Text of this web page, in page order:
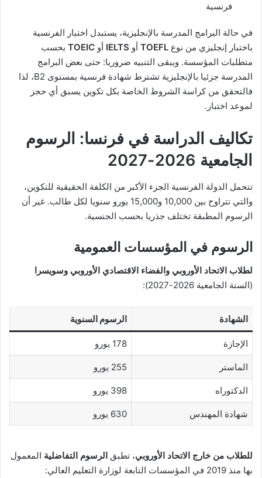
فرنسية
في حالة البرامج المدرسة بالإنجليزية، يستبدل اختبار الفرنسية
باختبار إنجليزي من نوع TOEFL أو IELTS أو TOEIC بحسب
متطلبات المؤسسة. ويبقى التنبيه ضروريا: حتى بعض البرامج
المدرسة جزئيا بالإنجليزية تشترط شهادة فرنسية بمستوى B2، لذا
فالتحقق من كراسة الشروط الخاصة بكل تكوين يسبق أي حجز
لموعد اختبار.
تكاليف الدراسة في فرنسا: الرسوم
الجامعية 2026-2027
تتحمل الدولة الفرنسية الجزء الأكبر من الكلفة الحقيقية للتكوين،
والتي تتراوح بين 10,000 و15,000 يورو سنويا لكل طالب. غير أن
الرسوم المطبقة تختلف جذريا بحسب الجنسية.
الرسوم في المؤسسات العمومية
لطلاب الاتحاد الأوروبي والفضاء الاقتصادي الأوروبي وسويسرا
(السنة الجامعية 2026-2027):
الشهادة الرسوم السنوية
الإجازة 178 يورو
الماستر 255 يورو
الدكتوراه 398 يورو
شهادة المهندس 630 يورو
للطلاب من خارج الاتحاد الأوروبي، تطبق الرسوم التفاضلية المعمول
بها منذ 2019 في المؤسسات التابعة لوزارة التعليم العالي: